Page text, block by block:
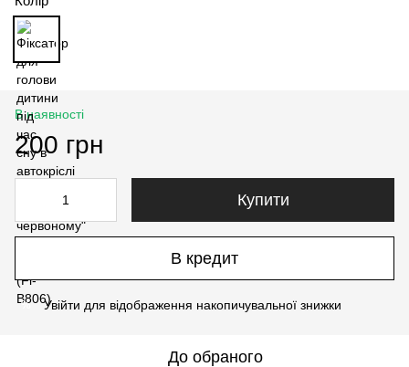
В наявності
200 грн
Купити
В кредит
% Увійти для відображення накопичувальної знижки
До обраного